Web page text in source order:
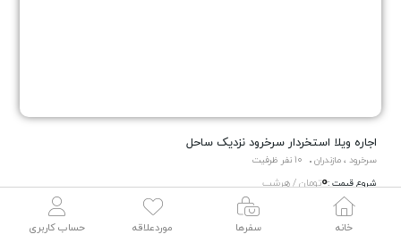
اجاره ویلا استخردار سرخرود نزدیک ساحل
سرخرود ، مازندران
10 نفر ظرفیت
شروع قیمت :0تومان / هرشب
خانه سفرها موردعلاقه حساب کاربری